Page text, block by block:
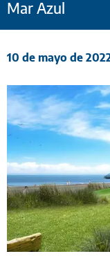
Mar Azul
10 de mayo de